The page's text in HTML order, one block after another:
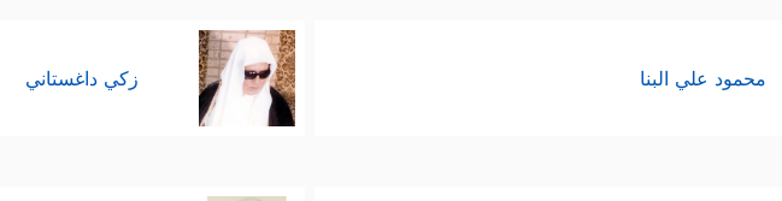
محمود علي البنا زكي داغستاني